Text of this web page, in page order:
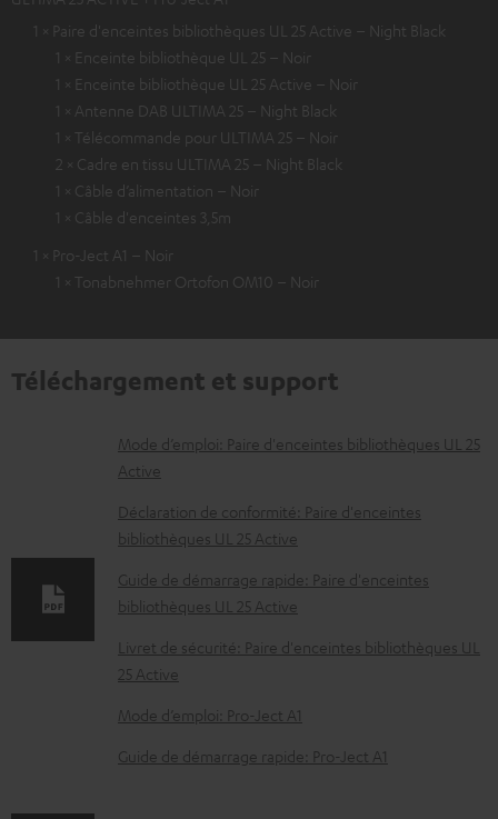
1 × Paire d'enceintes bibliothèques UL 25 Active – Night Black
1 × Enceinte bibliothèque UL 25 – Noir
1 × Enceinte bibliothèque UL 25 Active – Noir
1 × Antenne DAB ULTIMA 25 – Night Black
1 × Télécommande pour ULTIMA 25 – Noir
2 × Cadre en tissu ULTIMA 25 – Night Black
1 × Câble d’alimentation – Noir
1 × Câble d'enceintes 3,5m
1 × Pro-Ject A1 – Noir
1 × Tonabnehmer Ortofon OM10 – Noir
Téléchargement et support
D
o
c
u
m
e
n
t
s
t
Mode d’emploi: Paire d'enceintes bibliothèques UL 25
Active
Déclaration de conformité: Paire d'enceintes
bibliothèques UL 25 Active
Guide de démarrage rapide: Paire d'enceintes
bibliothèques UL 25 Active
Livret de sécurité: Paire d'enceintes bibliothèques UL
25 Active
Mode d’emploi: Pro-Ject A1
Guide de démarrage rapide: Pro-Ject A1